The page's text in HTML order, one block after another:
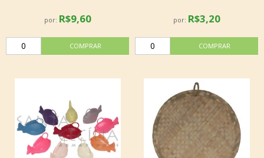
por: R$9,60 por: R$3,20